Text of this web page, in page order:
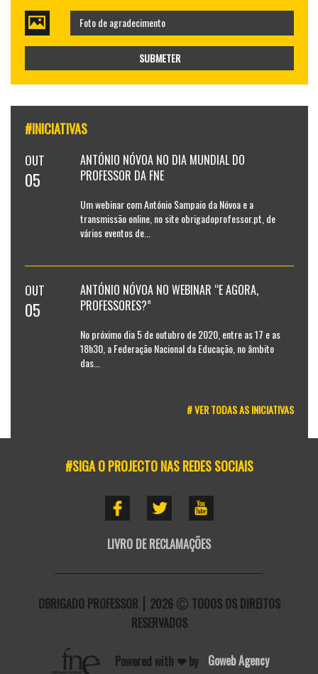
Foto de agradecimento
SUBMETER
#INICIATIVAS
OUT
05
ANTÓNIO NÓVOA NO DIA MUNDIAL DO
PROFESSOR DA FNE
Um webinar com António Sampaio da Nóvoa e a
transmissão online, no site obrigadoprofessor.pt, de
vários eventos de...
OUT
05
ANTÓNIO NÓVOA NO WEBINAR “E AGORA,
PROFESSORES?”
No próximo dia 5 de outubro de 2020, entre as 17 e as
18h30, a Federação Nacional da Educação, no âmbito
das...
# VER TODAS AS INICIATIVAS
#SIGA O PROJECTO NAS REDES SOCIAIS
LIVRO DE RECLAMAÇÕES
OBRIGADO PROFESSOR 2026
TODOS OS DIREITOS
RESERVADOS
Powered with ❤ by Goweb Agency